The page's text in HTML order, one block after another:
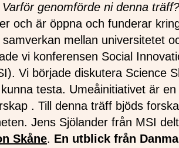
Varför genomförde ni denna träff?
och är öppna och funderar
mellan universitetet
vi konferensen Social
Vi började diskutera Science
testa. Umeåinitiativet är
. Till denna träff bjöds
Jens Sjölander från MSI
Skåne. En utblick från